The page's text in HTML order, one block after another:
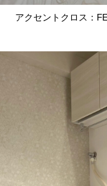
アクセントクロス：